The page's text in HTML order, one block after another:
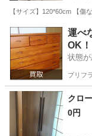
【サイズ】120*60cm 【
東京 板橋区 上板
運べ
OK！
状態
プリフラ
クロ
0円